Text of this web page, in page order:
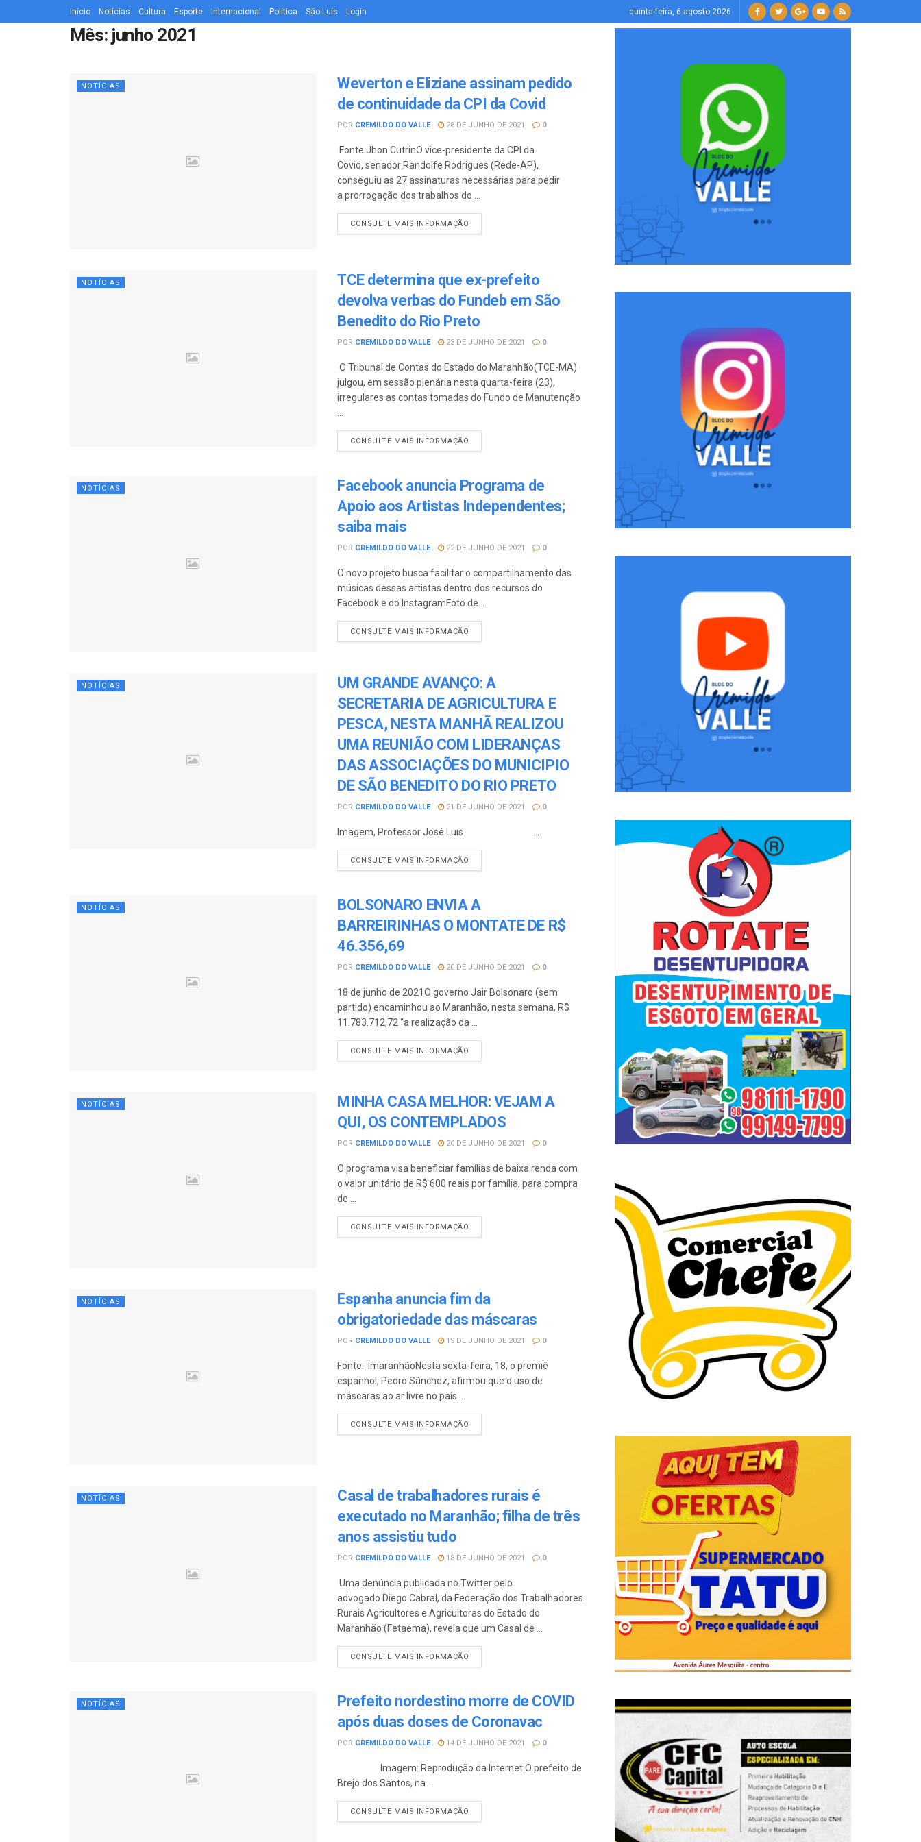
Início Notícias Cultura Esporte Internacional Política São Luís Login quinta-feira, 6 agosto 2026
Mês: junho 2021
NOTÍCIAS
Weverton e Eliziane assinam pedido
de continuidade da CPI da Covid
POR CREMILDO DO VALLE 28 DE JUNHO DE 2021 0
Fonte Jhon CutrinO vice-presidente da CPI da
Covid, senador Randolfe Rodrigues (Rede-AP),
conseguiu as 27 assinaturas necessárias para pedir
a prorrogação dos trabalhos do ...
CONSULTE MAIS INFORMAÇÃO
NOTÍCIAS
TCE determina que ex-prefeito
devolva verbas do Fundeb em São
Benedito do Rio Preto
POR CREMILDO DO VALLE 23 DE JUNHO DE 2021 0
O Tribunal de Contas do Estado do Maranhão(TCE-MA)
julgou, em sessão plenária nesta quarta-feira (23),
irregulares as contas tomadas do Fundo de Manutenção
...
CONSULTE MAIS INFORMAÇÃO
NOTÍCIAS
Facebook anuncia Programa de
Apoio aos Artistas Independentes;
saiba mais
POR CREMILDO DO VALLE 22 DE JUNHO DE 2021 0
O novo projeto busca facilitar o compartilhamento das
músicas dessas artistas dentro dos recursos do
Facebook e do InstagramFoto de ...
CONSULTE MAIS INFORMAÇÃO
NOTÍCIAS
UM GRANDE AVANÇO: A
SECRETARIA DE AGRICULTURA E
PESCA, NESTA MANHÃ REALIZOU
UMA REUNIÃO COM LIDERANÇAS
DAS ASSOCIAÇÕES DO MUNICIPIO
DE SÃO BENEDITO DO RIO PRETO
POR CREMILDO DO VALLE 21 DE JUNHO DE 2021 0
Imagem, Professor José Luis ...
CONSULTE MAIS INFORMAÇÃO
NOTÍCIAS
BOLSONARO ENVIA A
BARREIRINHAS O MONTATE DE R$
46.356,69
POR CREMILDO DO VALLE 20 DE JUNHO DE 2021 0
18 de junho de 2021O governo Jair Bolsonaro (sem
partido) encaminhou ao Maranhão, nesta semana, R$
11.783.712,72 “a realização da ...
CONSULTE MAIS INFORMAÇÃO
NOTÍCIAS
MINHA CASA MELHOR: VEJAM A
QUI, OS CONTEMPLADOS
POR CREMILDO DO VALLE 20 DE JUNHO DE 2021 0
O programa visa beneficiar famílias de baixa renda com
o valor unitário de R$ 600 reais por família, para compra
de ...
CONSULTE MAIS INFORMAÇÃO
NOTÍCIAS
Espanha anuncia fim da
obrigatoriedade das máscaras
POR CREMILDO DO VALLE 19 DE JUNHO DE 2021 0
Fonte: ImaranhãoNesta sexta-feira, 18, o premiê
espanhol, Pedro Sánchez, afirmou que o uso de
máscaras ao ar livre no país ...
CONSULTE MAIS INFORMAÇÃO
NOTÍCIAS
Casal de trabalhadores rurais é
executado no Maranhão; filha de três
anos assistiu tudo
POR CREMILDO DO VALLE 18 DE JUNHO DE 2021 0
Uma denúncia publicada no Twitter pelo
advogado Diego Cabral, da Federação dos Trabalhadores
Rurais Agricultores e Agricultoras do Estado do
Maranhão (Fetaema), revela que um Casal de ...
CONSULTE MAIS INFORMAÇÃO
NOTÍCIAS
Prefeito nordestino morre de COVID
após duas doses de Coronavac
POR CREMILDO DO VALLE 14 DE JUNHO DE 2021 0
Imagem: Reprodução da Internet.O prefeito de
Brejo dos Santos, na ...
CONSULTE MAIS INFORMAÇÃO